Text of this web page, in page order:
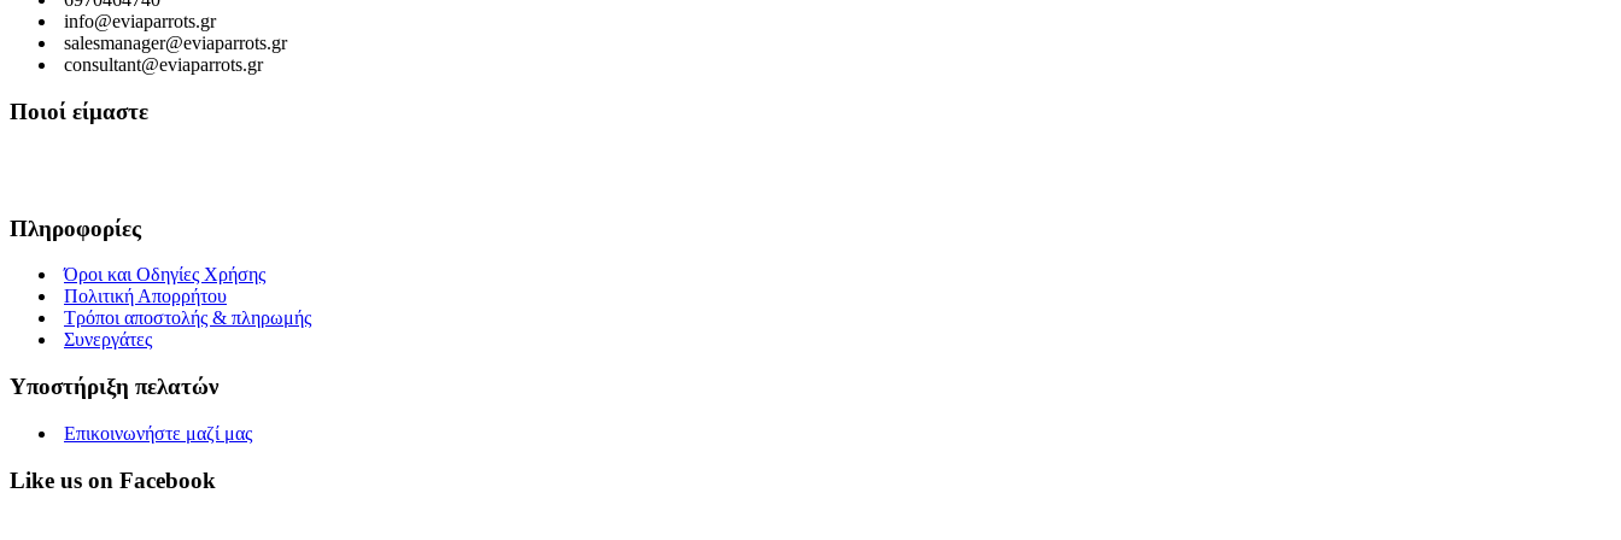
info@eviaparrots.gr
salesmanager@eviaparrots.gr
consultant@eviaparrots.gr
Ποιοί είμαστε
Πληροφορίες
Όροι και Οδηγίες Χρήσης
Πολιτική Απορρήτου
Τρόποι αποστολής & πληρωμής
Συνεργάτες
Υποστήριξη πελατών
Επικοινωνήστε μαζί μας
Like us on Facebook